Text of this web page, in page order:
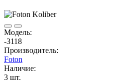
Модель:
-3118
Производитель:
Foton
Наличие:
3 шт.